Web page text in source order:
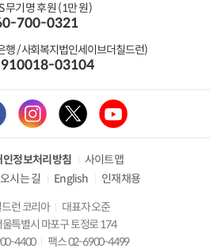
무기명 후원 (1만 원)
700-0321
행 / 사회복지법인세이브더칠드런)
03104
인정보처리방침
사이트맵
오시는 길 English
인재채용
런 코리아
대표자 오준
특별시 마포구 토정로 174
4400
팩스 02-6900-4499